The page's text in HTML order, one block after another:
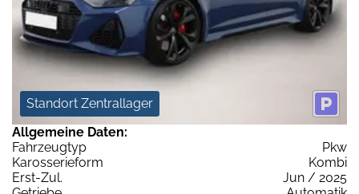
Standort Zentrallager
Allgemeine Daten:
Fahrzeugtyp
Pkw
Karosserieform
Kombi
Erst-Zul.
Jun / 2025